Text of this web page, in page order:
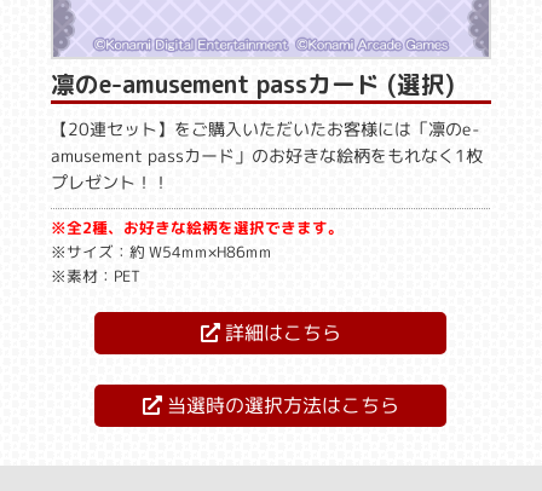
凛のe-amusement passカード (選択)
【20連セット】をご購入いただいたお客様には「凛のe-
amusement passカード」のお好きな絵柄をもれなく1枚
プレゼント！！
※全2種、お好きな絵柄を選択できます。
※サイズ：約 W54mm×H86mm
※素材：PET
詳細はこちら
当選時の選択方法はこちら